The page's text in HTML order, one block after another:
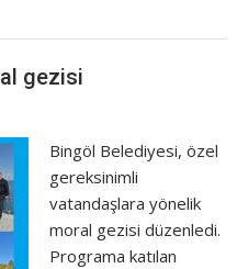
gezisi
Bingöl Belediyesi, özel
gereksinimli
vatandaşlara yönelik
moral gezisi düzenledi.
Programa katılan